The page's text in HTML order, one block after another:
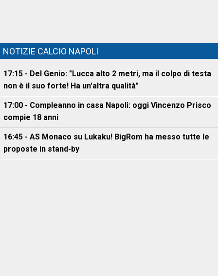
NOTIZIE CALCIO NAPOLI
17:15 - Del Genio: "Lucca alto 2 metri, ma il colpo di testa
non è il suo forte! Ha un'altra qualità"
17:00 - Compleanno in casa Napoli: oggi Vincenzo Prisco
compie 18 anni
16:45 - AS Monaco su Lukaku! BigRom ha messo tutte le
proposte in stand-by